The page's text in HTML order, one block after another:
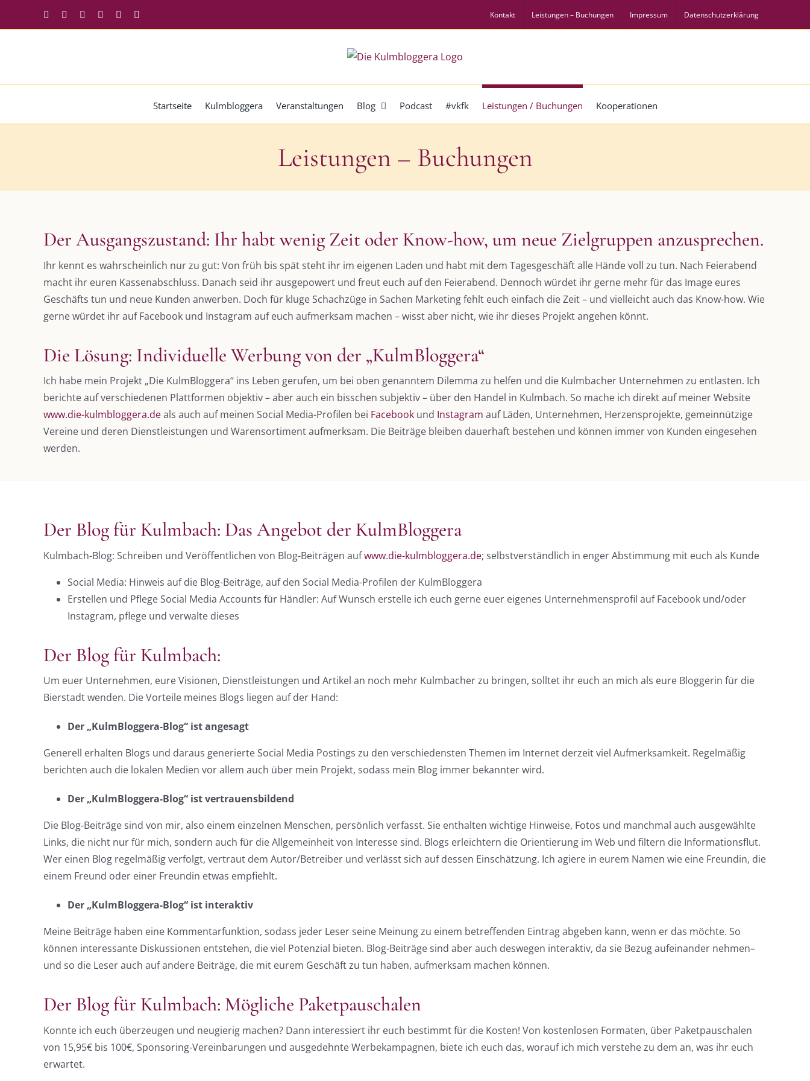
FacebookInstagram
TwitterPinterestYouTube Kontakt Leistungen – Buchungen Impressum Datenschutzerklärung
Startseite Kulmbloggera Veranstaltungen Blog Podcast #vkfk Leistungen / Buchungen Kooperationen
Leistungen – Buchungen
Der Ausgangszustand: Ihr habt wenig Zeit oder Know-how, um neue Zielgruppen anzusprechen.
Ihr kennt es wahrscheinlich nur zu gut: Von früh bis spät steht ihr im eigenen Laden und habt mit dem Tagesgeschäft alle Hände voll zu tun. Nach Feierabend
macht ihr euren Kassenabschluss. Danach seid ihr ausgepowert und freut euch auf den Feierabend. Dennoch würdet ihr gerne mehr für das Image eures
Geschäfts tun und neue Kunden anwerben. Doch für kluge Schachzüge in Sachen Marketing fehlt euch einfach die Zeit – und vielleicht auch das Know-how. Wie
gerne würdet ihr auf Facebook und Instagram auf euch aufmerksam machen – wisst aber nicht, wie ihr dieses Projekt angehen könnt.
Die Lösung: Individuelle Werbung von der „KulmBloggera“
Ich habe mein Projekt „Die KulmBloggera“ ins Leben gerufen, um bei oben genanntem Dilemma zu helfen und die Kulmbacher Unternehmen zu entlasten. Ich
berichte auf verschiedenen Plattformen objektiv – aber auch ein bisschen subjektiv – über den Handel in Kulmbach. So mache ich direkt auf meiner Website
www.die-kulmbloggera.deals auch auf meinen Social Media-Profilen bei Facebook und Instagram auf Läden, Unternehmen, Herzensprojekte, gemeinnützige
Vereine und deren Dienstleistungen und Warensortiment aufmerksam. Die Beiträge bleiben dauerhaft bestehen und können immer von Kunden eingesehen
werden.
Der Blog für Kulmbach: Das Angebot der KulmBloggera
Kulmbach-Blog: Schreiben und Veröffentlichen von Blog-Beiträgen aufwww.die-kulmbloggera.de; selbstverständlich in enger Abstimmung mit euch als Kunde
Social Media: Hinweis auf die Blog-Beiträge, auf den Social Media-Profilen der KulmBloggera
Erstellen und Pflege Social Media Accounts für Händler: Auf Wunsch erstelle ich euch gerne euer eigenes Unternehmensprofil auf Facebook und/oder
Instagram, pflege und verwalte dieses
Der Blog für Kulmbach:
Um euer Unternehmen, eure Visionen, Dienstleistungen und Artikel an noch mehr Kulmbacher zu bringen, solltet ihr euch an mich als eure Bloggerin für die
Bierstadt wenden. Die Vorteile meines Blogs liegen auf der Hand:
Der „KulmBloggera-Blog“ ist angesagt
Generell erhalten Blogs und daraus generierte Social Media Postings zu den verschiedensten Themen im Internet derzeit viel Aufmerksamkeit. Regelmäßig
berichten auch die lokalen Medien vor allem auch über mein Projekt, sodass mein Blog immer bekannter wird.
Der „KulmBloggera-Blog“ ist vertrauensbildend
Die Blog-Beiträge sind von mir, also einem einzelnen Menschen, persönlich verfasst. Sie enthalten wichtige Hinweise, Fotos und manchmal auch ausgewählte
Links, die nicht nur für mich, sondern auch für die Allgemeinheit von Interesse sind. Blogs erleichtern die Orientierung im Web und filtern die Informationsflut.
Wer einen Blog regelmäßig verfolgt, vertraut dem Autor/Betreiber und verlässt sich auf dessen Einschätzung. Ich agiere in eurem Namen wie eine Freundin, die
einem Freund oder einer Freundin etwas empfiehlt.
Der „KulmBloggera-Blog“ ist interaktiv
Meine Beiträge haben eine Kommentarfunktion, sodass jeder Leser seine Meinung zu einem betreffenden Eintrag abgeben kann, wenn er das möchte. So
können interessante Diskussionen entstehen, die viel Potenzial bieten. Blog-Beiträge sind aber auch deswegen interaktiv, da sie Bezug aufeinander nehmen–
und so die Leser auch auf andere Beiträge, die mit eurem Geschäft zu tun haben, aufmerksam machen können.
Der Blog für Kulmbach: Mögliche Paketpauschalen
Konnte ich euch überzeugen und neugierig machen? Dann interessiert ihr euch bestimmt für die Kosten! Von kostenlosen Formaten, über Paketpauschalen
von 15,95€ bis 100€, Sponsoring-Vereinbarungen und ausgedehnte Werbekampagnen, biete ich euch das, worauf ich mich verstehe zu dem an, was ihr euch
erwartet.